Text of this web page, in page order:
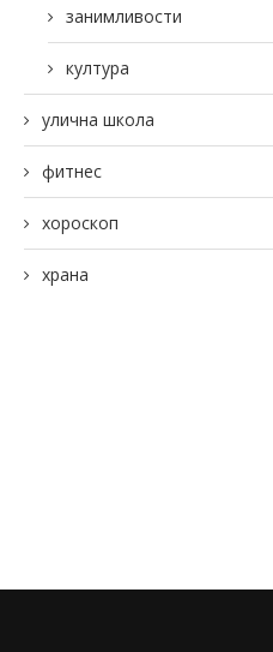
занимливости
култура
улична школа
фитнес
хороскоп
храна